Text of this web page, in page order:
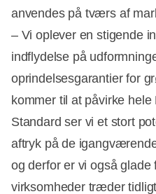
anvendes på tværs af
– Vi oplever en stigende
indflydelse på
oprindelsesgarantier for
kommer til at påvirke
Standard ser vi et stort
aftryk på de
og derfor er vi også glade
virksomheder træder